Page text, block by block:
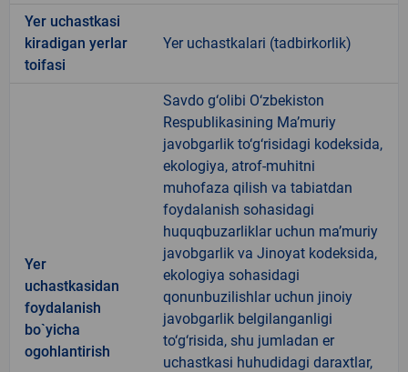
Yer uchastkasi
kiradigan yerlar
toifasi
Yer uchastkalari (tadbirkorlik)
Yer
uchastkasidan
foydalanish
bo`yicha
ogohlantirish
Savdo g‘olibi O‘zbekiston
Respublikasining Ma’muriy
javobgarlik to‘g‘risidagi kodeksida,
ekologiya, atrof-muhitni
muhofaza qilish va tabiatdan
foydalanish sohasidagi
huquqbuzarliklar uchun ma’muriy
javobgarlik va Jinoyat kodeksida,
ekologiya sohasidagi
qonunbuzilishlar uchun jinoiy
javobgarlik belgilanganligi
to‘g‘risida, shu jumladan er
uchastkasi huhudidagi daraxtlar,